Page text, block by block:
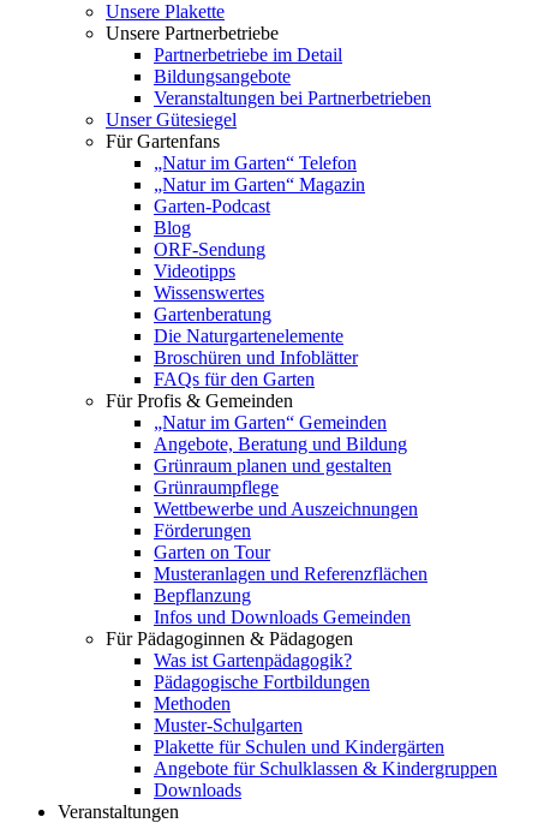
Unsere Plakette
Unsere Partnerbetriebe
Partnerbetriebe im Detail
Bildungsangebote
Veranstaltungen bei Partnerbetrieben
Unser Gütesiegel
Für Gartenfans
„Natur im Garten“ Telefon
„Natur im Garten“ Magazin
Garten-Podcast
Blog
ORF-Sendung
Videotipps
Wissenswertes
Gartenberatung
Die Naturgartenelemente
Broschüren und Infoblätter
FAQs für den Garten
Für Profis & Gemeinden
„Natur im Garten“ Gemeinden
Angebote, Beratung und Bildung
Grünraum planen und gestalten
Grünraumpflege
Wettbewerbe und Auszeichnungen
Förderungen
Garten on Tour
Musteranlagen und Referenzflächen
Bepflanzung
Infos und Downloads Gemeinden
Für Pädagoginnen & Pädagogen
Was ist Gartenpädagogik?
Pädagogische Fortbildungen
Methoden
Muster-Schulgarten
Plakette für Schulen und Kindergärten
Angebote für Schulklassen & Kindergruppen
Downloads
Veranstaltungen